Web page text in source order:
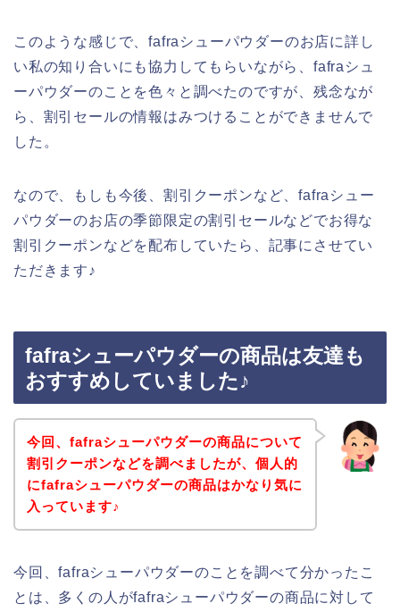
このような感じで、fafraシューパウダーのお店に詳し
い私の知り合いにも協力してもらいながら、fafraシュ
ーパウダーのことを色々と調べたのですが、残念なが
ら、割引セールの情報はみつけることができませんで
した。
なので、もしも今後、割引クーポンなど、fafraシュー
パウダーのお店の季節限定の割引セールなどでお得な
割引クーポンなどを配布していたら、記事にさせてい
ただきます♪
fafraシューパウダーの商品は友達も
おすすめしていました♪
今回、fafraシューパウダーの商品について
割引クーポンなどを調べましたが、個人的
にfafraシューパウダーの商品はかなり気に
入っています♪
今回、fafraシューパウダーのことを調べて分かったこ
とは、多くの人がfafraシューパウダーの商品に対して